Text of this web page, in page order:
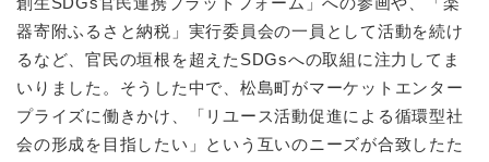
器寄附ふるさと納税」実行委員会の一員として活動を続け
るなど、官民の垣根を超えたSDGsへの取組に注力してま
いりました。そうした中で、松島町がマーケットエンター
プライズに働きかけ、「リユース活動促進による循環型社
会の形成を目指したい」という互いのニーズが合致したた